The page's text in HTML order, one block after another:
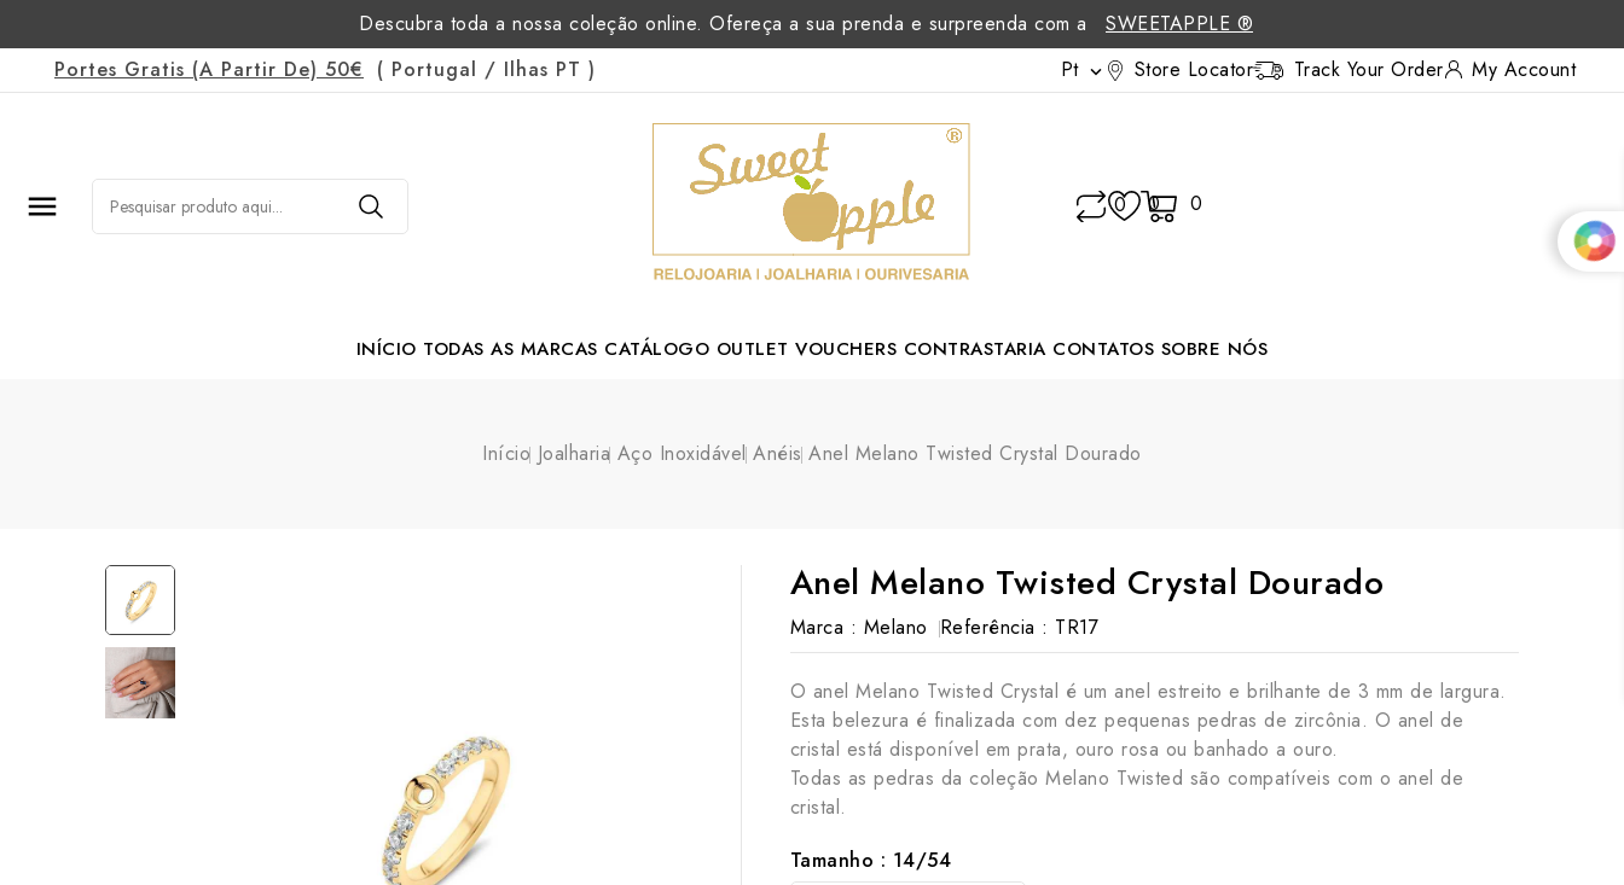
Descubra toda a nossa coleção online. Ofereça a sua prenda e surpreenda com a
SWEETAPPLE ®
Portes Gratis (a Partir De) 50€ ( Portugal / Ilhas PT ) Pt  Store Locator Track Your Order My Account
 0 0 0
INÍCIO TODAS AS MARCAS CATÁLOGO OUTLET VOUCHERS CONTRASTARIA CONTATOS SOBRE NÓS
Início Joalharia Aço Inoxidável Anéis Anel Melano Twisted Crystal Dourado
Anel Melano Twisted Crystal Dourado
Marca : Melano Referência : TR17
O anel Melano Twisted Crystal é um anel estreito e brilhante de 3 mm de largura.
Esta belezura é finalizada com dez pequenas pedras de zircônia. O anel de
cristal está disponível em prata, ouro rosa ou banhado a ouro.
Todas as pedras da coleção Melano Twisted são compatíveis com o anel de
cristal.
Tamanho : 14/54